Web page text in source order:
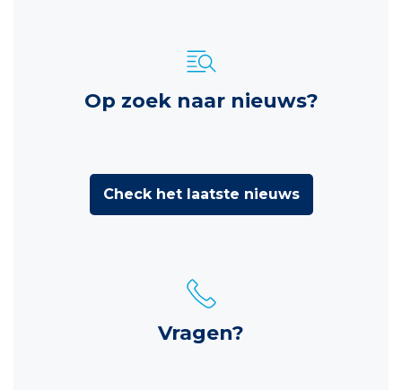
Op zoek naar nieuws?
Check het laatste nieuws
Vragen?